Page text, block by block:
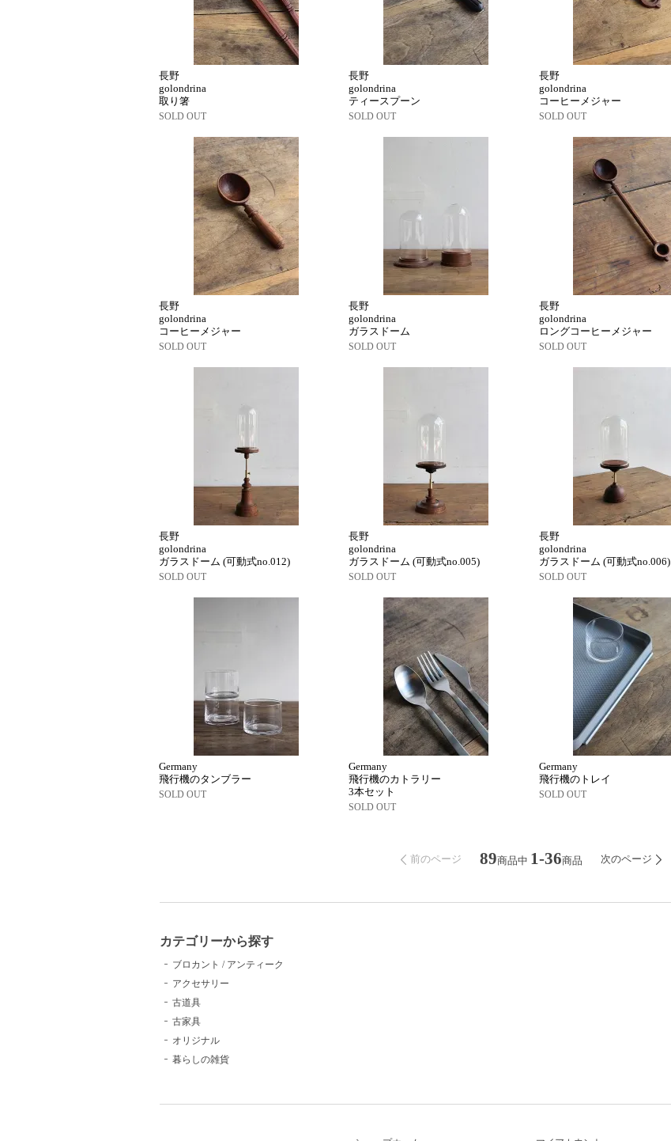
長野
golondrina
取り箸
SOLD OUT
長野
golondrina
ティースプーン
SOLD OUT
長野
golondrina
コーヒーメジャー
SOLD OUT
長野
golondrina
コーヒーメジャー
SOLD OUT
長野
golondrina
ガラスドーム
SOLD OUT
長野
golondrina
ロングコーヒーメジャー
SOLD OUT
長野
golondrina
ガラスドーム (可動式no.012)
SOLD OUT
長野
golondrina
ガラスドーム (可動式no.005)
SOLD OUT
長野
golondrina
ガラスドーム (可動式no.006)
SOLD OUT
Germany
飛行機のタンブラー
SOLD OUT
Germany
飛行機のカトラリー
3本セット
SOLD OUT
Germany
飛行機のトレイ
SOLD OUT
前のページ 89商品中 1-36商品 次のページ
カテゴリーから探す
ブロカント / アンティーク
アクセサリー
古道具
古家具
オリジナル
暮らしの雑貨